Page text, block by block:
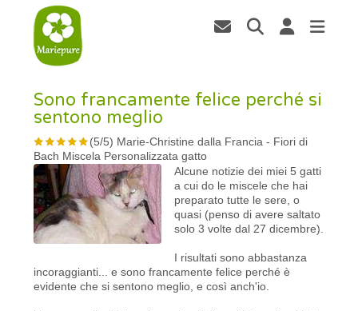
Sono francamente felice perché si
sentono meglio
(5/5) Marie-Christine dalla Francia - Fiori di
Bach Miscela Personalizzata gatto
Alcune notizie dei miei 5 gatti
a cui do le miscele che hai
preparato tutte le sere, o
quasi (penso di avere saltato
solo 3 volte dal 27 dicembre).
I risultati sono abbastanza
incoraggianti... e sono francamente felice perché è
evidente che si sentono meglio, e così anch'io.